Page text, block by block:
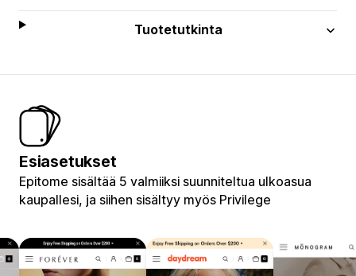
Tuotetutkinta
Esiasetukset
Epitome sisältää 5 valmiiksi suunniteltua ulkoasua
kaupallesi, ja siihen sisältyy myös Privilege